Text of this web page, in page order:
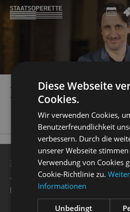
RADEK
BESUCHERSERVICE
+49 351 32042 222
karten@staatsoperette.de
Diese Webseite
Cookies.
Wir verwenden Cookies,
Benutzerfreundlichkeit
verbessern. Durch die
unserer Webseite stimmen
Verwendung von Cookies
Cookie-Richtlinie zu.
Informationen
Unbedingt